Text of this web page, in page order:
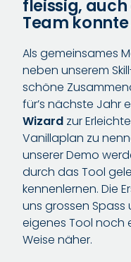
fleissig,
Team
Als gemeinsames
neben unserem
schöne
für’s nächste Jahr
Wizard zur
Vanillaplan zu
unserer Demo
durch das Tool
kennenlernen. Die
uns grossen
eigenes Tool noch
Weise näher.